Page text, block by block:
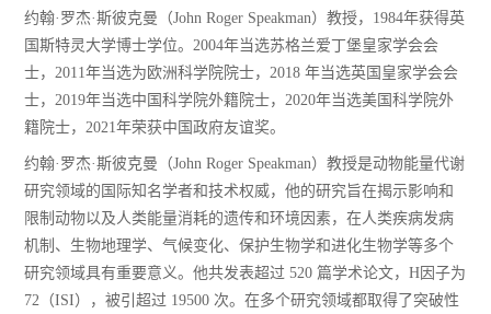
约翰·罗杰·斯彼克曼（John Roger Speakman）教授，1984年获得英
国斯特灵大学博士学位。2004年当选苏格兰爱丁堡皇家学会会
士，2011年当选为欧洲科学院院士，2018 年当选英国皇家学会会
士，2019年当选中国科学院外籍院士，2020年当选美国科学院外
籍院士，2021年荣获中国政府友谊奖。
约翰·罗杰·斯彼克曼（John Roger Speakman）教授是动物能量代谢
研究领域的国际知名学者和技术权威，他的研究旨在揭示影响和
限制动物以及人类能量消耗的遗传和环境因素，在人类疾病发病
机制、生物地理学、气候变化、保护生物学和进化生物学等多个
研究领域具有重要意义。他共发表超过 520 篇学术论文，H因子为
72（ISI），被引超过 19500 次。在多个研究领域都取得了突破性